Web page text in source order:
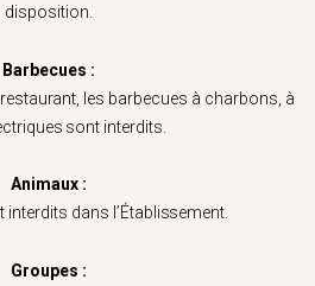
disposition.
Barbecues :
les barbecues à charbons, à
sont interdits.
Animaux :
dans l’Établissement.
Groupes :